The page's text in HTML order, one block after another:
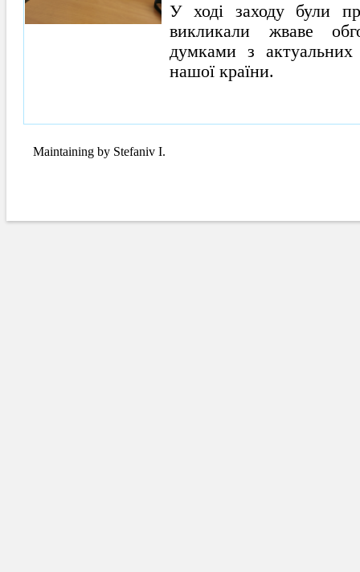
У ході заходу були
викликали жваве
думками з актуальних
нашої країни.
Maintaining by Stefaniv I.